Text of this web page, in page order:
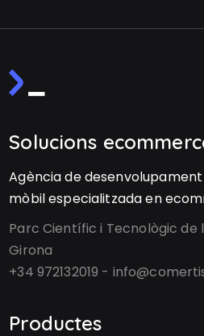
Solucions
Agència de
mòbil especialitzada en
Parc Científic i Tecnològic de
Girona
+34 972132019 -
Productes